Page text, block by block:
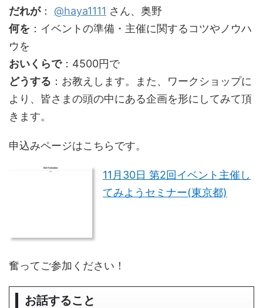
だれが： @haya1111 さん、奥野
何を ：イベントの準備・主催に関するコツやノウハ
ウを
おいくらで：4500円で
どうする ：お教えします。また、ワークショップに
より、皆さまの頭の中にある企画を形にしてみて頂
きます。
申込みページはこちらです。
11月30日 第2回イベント主催し
てみようセミナー(東京都)
奮ってご参加ください！
お話すること